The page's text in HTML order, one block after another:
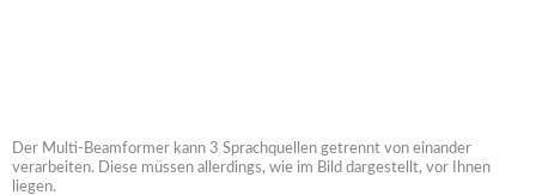
Der Multi-Beamformer kann 3 Sprachquellen getrennt von einander
verarbeiten. Diese müssen allerdings, wie im Bild dargestellt, vor Ihnen
liegen.